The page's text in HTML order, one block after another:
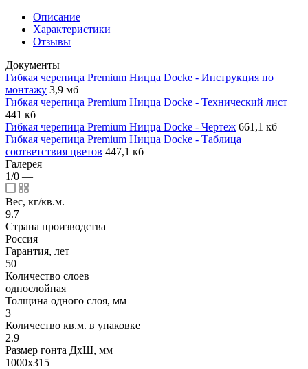
Описание
Характеристики
Отзывы
Документы
Гибкая черепица Premium Ницца Docke - Инструкция по
монтажу 3,9 мб
Гибкая черепица Premium Ницца Docke - Технический лист
441 кб
Гибкая черепица Premium Ницца Docke - Чертеж 661,1 кб
Гибкая черепица Premium Ницца Docke - Таблица
соответствия цветов 447,1 кб
Галерея
1/0 —
Вес, кг/кв.м.
9.7
Страна производства
Россия
Гарантия, лет
50
Количество слоев
однослойная
Толщина одного слоя, мм
3
Количество кв.м. в упаковке
2.9
Размер гонта ДхШ, мм
1000х315